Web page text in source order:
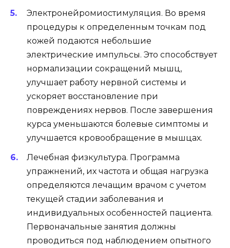
Электронейромиостимуляция. Во время
процедуры к определенным точкам под
кожей подаются небольшие
электрические импульсы. Это способствует
нормализации сокращений мышц,
улучшает работу нервной системы и
ускоряет восстановление при
повреждениях нервов. После завершения
курса уменьшаются болевые симптомы и
улучшается кровообращение в мышцах.
Лечебная физкультура. Программа
упражнений, их частота и общая нагрузка
определяются лечащим врачом с учетом
текущей стадии заболевания и
индивидуальных особенностей пациента.
Первоначальные занятия должны
проводиться под наблюдением опытного